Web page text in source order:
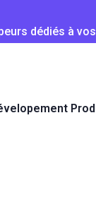
dédiés à